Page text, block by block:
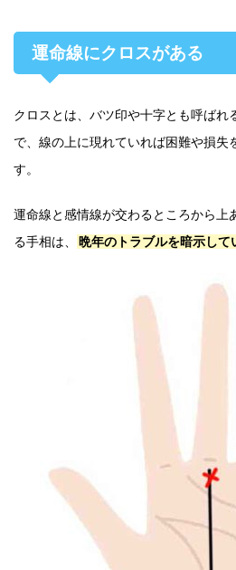
運命線にクロスがある
クロスとは、バツ印や十字とも呼ばれ
で、線の上に現れていれば困難や損失
す。
運命線と感情線が交わるところから上
る手相は、
晩年のトラブルを暗示して